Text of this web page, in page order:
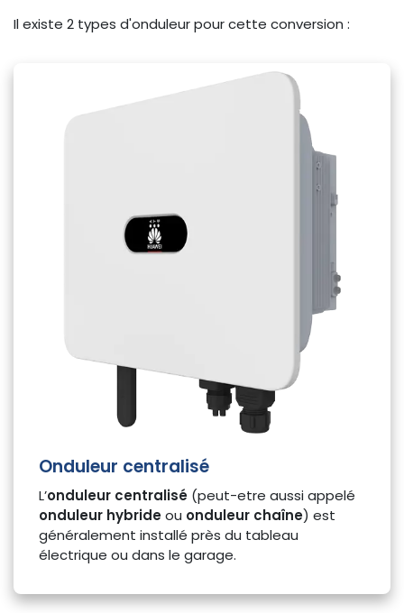
Il existe 2 types d'onduleur pour cette conversion :
Onduleur centralisé
L’onduleur centralisé (peut-etre aussi appelé
onduleur hybrideou onduleur chaîne) est
généralement installé près du tableau
électrique ou dans le garage.